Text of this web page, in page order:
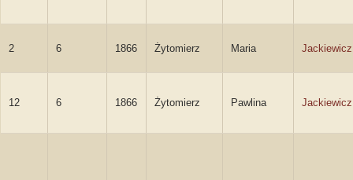
2 6 1866 Żytomierz Maria Jackiewicz
12 6 1866 Żytomierz Pawlina Jackiewicz